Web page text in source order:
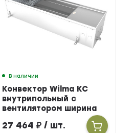
В наличии
Конвектор Wilma KC
внутрипольный с
вентилятором ширина
303мм высота 100мм
длина 2700мм
27 464₽ / шт.